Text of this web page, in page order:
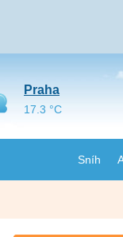
Sníh
Praha
17.3 °C